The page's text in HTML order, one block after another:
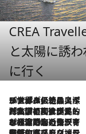
CREA
と太陽に誘
に行く
2026.8.8
リスボンの絶品スイーツ「パステル・デ・ナタ」とは？ポルトガル伝統の奥深い世界へ
2026.7.27
「私の祖国はポルトガル語です」国民的詩人フェルナンド・ペソアと、彼が愛した文学の街を歩く
2026.7.26
ポルトガル近海が育む極上の海の幸。キリリと冷えた白ワインと愉しむ、シーフード専門店の贅沢